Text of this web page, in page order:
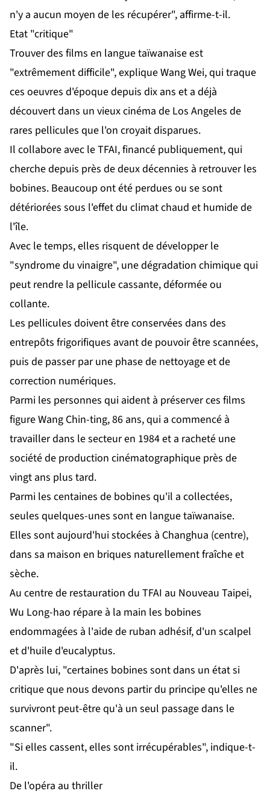
n'y a aucun moyen de les récupérer", affirme-t-il.
Etat "critique"
Trouver des films en langue taïwanaise est
"extrêmement difficile", explique Wang Wei, qui traque
ces oeuvres d'époque depuis dix ans et a déjà
découvert dans un vieux cinéma de Los Angeles de
rares pellicules que l'on croyait disparues.
Il collabore avec le TFAI, financé publiquement, qui
cherche depuis près de deux décennies à retrouver les
bobines. Beaucoup ont été perdues ou se sont
détériorées sous l'effet du climat chaud et humide de
l'île.
Avec le temps, elles risquent de développer le
"syndrome du vinaigre", une dégradation chimique qui
peut rendre la pellicule cassante, déformée ou
collante.
Les pellicules doivent être conservées dans des
entrepôts frigorifiques avant de pouvoir être scannées,
puis de passer par une phase de nettoyage et de
correction numériques.
Parmi les personnes qui aident à préserver ces films
figure Wang Chin-ting, 86 ans, qui a commencé à
travailler dans le secteur en 1984 et a racheté une
société de production cinématographique près de
vingt ans plus tard.
Parmi les centaines de bobines qu'il a collectées,
seules quelques-unes sont en langue taïwanaise.
Elles sont aujourd'hui stockées à Changhua (centre),
dans sa maison en briques naturellement fraîche et
sèche.
Au centre de restauration du TFAI au Nouveau Taipei,
Wu Long-hao répare à la main les bobines
endommagées à l'aide de ruban adhésif, d'un scalpel
et d'huile d'eucalyptus.
D'après lui, "certaines bobines sont dans un état si
critique que nous devons partir du principe qu'elles ne
survivront peut-être qu'à un seul passage dans le
scanner".
"Si elles cassent, elles sont irrécupérables", indique-t-
il.
De l'opéra au thriller